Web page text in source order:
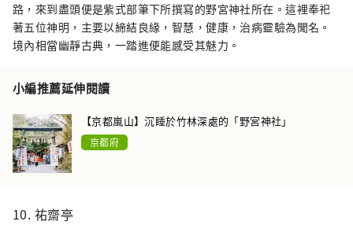
路，來到盡頭便是紫式部筆下所撰寫的野宮神社所在。這裡奉祀
著五位神明，主要以締結良緣，智慧，健康，治病靈驗為聞名。
境內相當幽靜古典，一踏進便能感受其魅力。
小編推薦延伸閱讀
【京都嵐山】沉睡於竹林深處的「野宮神社」
京都府
10. 祐齋亭